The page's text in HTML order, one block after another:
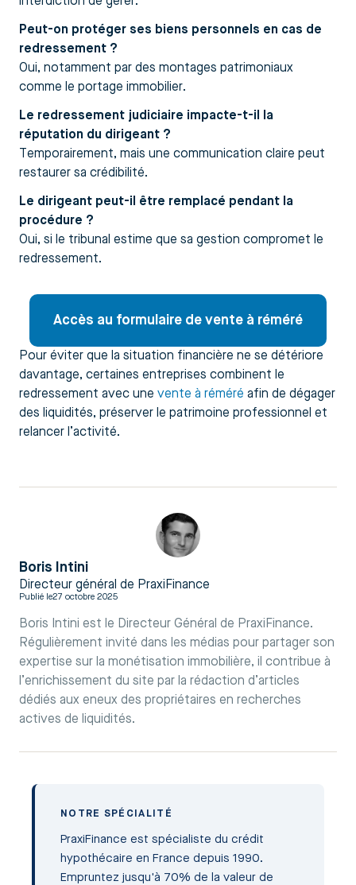
Peut-on protéger ses biens personnels en cas de
redressement ?
Oui, notamment par des montages patrimoniaux
comme le portage immobilier.
Le redressement judiciaire impacte-t-il la
réputation du dirigeant ?
Temporairement, mais une communication claire peut
restaurer sa crédibilité.
Le dirigeant peut-il être remplacé pendant la
procédure ?
Oui, si le tribunal estime que sa gestion compromet le
redressement.
Accès au formulaire de vente à réméré
Pour éviter que la situation financière ne se détériore
davantage, certaines entreprises combinent le
redressement avec une vente à réméré afin de dégager
des liquidités, préserver le patrimoine professionnel et
relancer l’activité.
Boris Intini
Directeur général de PraxiFinance
Publié le27 octobre 2025
Boris Intini est le Directeur Général de PraxiFinance.
Régulièrement invité dans les médias pour partager son
expertise sur la monétisation immobilière, il contribue à
l’enrichissement du site par la rédaction d’articles
dédiés aux eneux des propriétaires en recherches
actives de liquidités.
NOTRE SPÉCIALITÉ
PraxiFinance est spécialiste du crédit
hypothécaire en France depuis 1990.
Empruntez jusqu'à 70% de la valeur de